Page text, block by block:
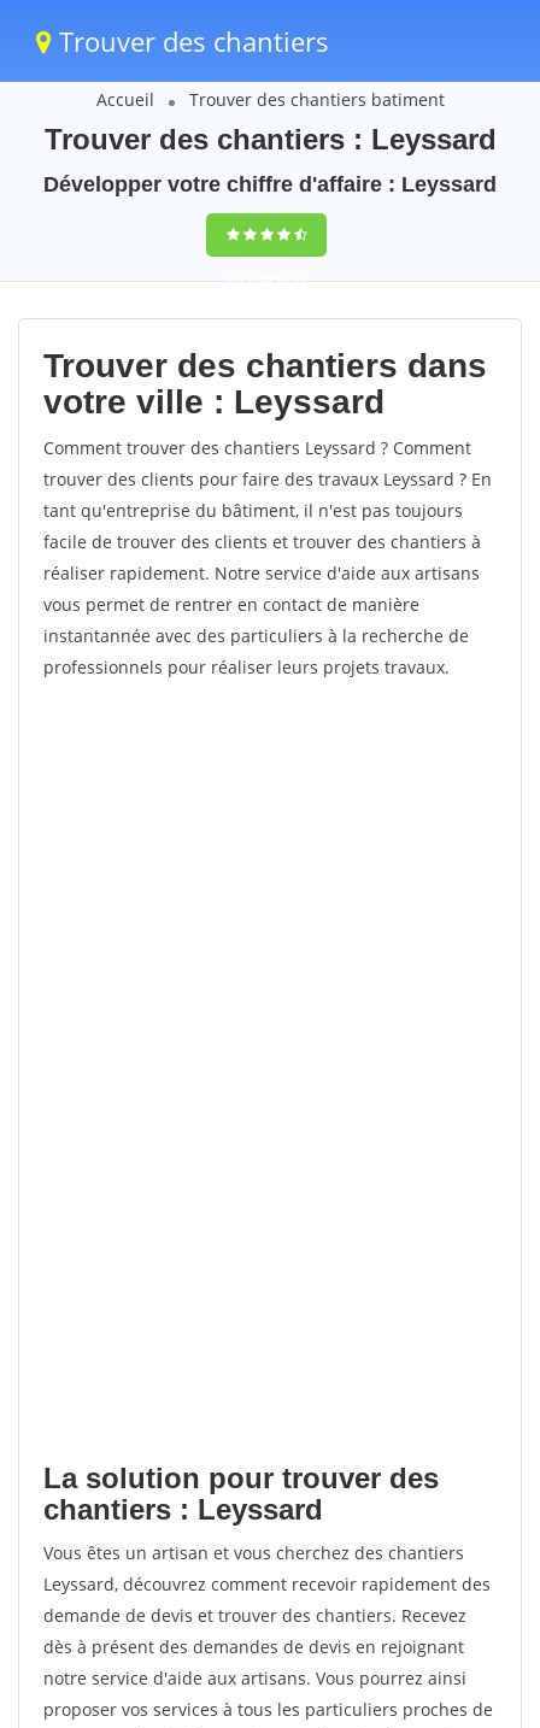
Trouver des chantiers
Accueil Trouver des chantiers batiment
Trouver des chantiers : Leyssard
Développer votre chiffre d'affaire : Leyssard
9,5(100%)41
votes
Trouver des chantiers dans
votre ville : Leyssard
Comment trouver des chantiers Leyssard ? Comment
trouver des clients pour faire des travaux Leyssard ? En
tant qu'entreprise du bâtiment, il n'est pas toujours
facile de trouver des clients et trouver des chantiers à
réaliser rapidement. Notre service d'aide aux artisans
vous permet de rentrer en contact de manière
instantannée avec des particuliers à la recherche de
professionnels pour réaliser leurs projets travaux.
La solution pour trouver des
chantiers : Leyssard
Vous êtes un artisan et vous cherchez des chantiers
Leyssard, découvrez comment recevoir rapidement des
demande de devis et trouver des chantiers. Recevez
dès à présent des demandes de devis en rejoignant
notre service d'aide aux artisans. Vous pourrez ainsi
proposer vos services à tous les particuliers proches de